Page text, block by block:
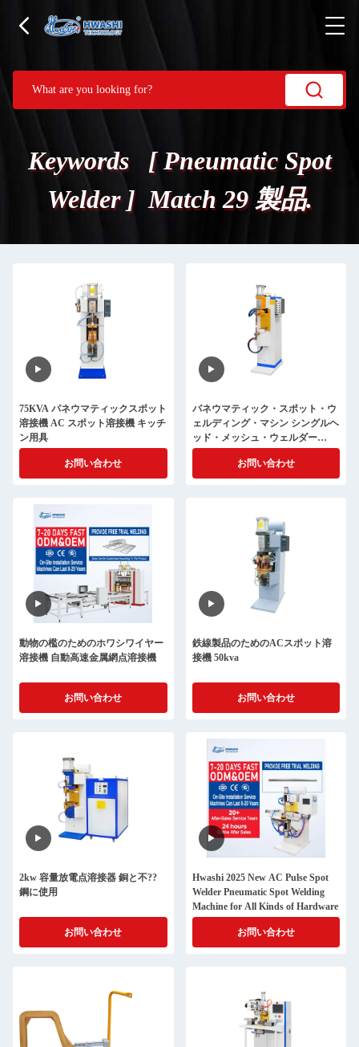
Keywords [ Pneumatic Spot
Welder ] Match 29 製品.
75KVA パネウマティックスポット
溶接機 AC スポット溶接機 キッチ
ン用具
お問い合わせ
パネウマティック・スポット・ウ
ェルディング・マシン シングルヘ
ッド・メッシュ・ウェルダー
950x490x1680mm
お問い合わせ
動物の檻のためのホワシワイヤー
溶接機 自動高速金属網点溶接機
お問い合わせ
鉄線製品のためのACスポット溶
接機 50kva
お問い合わせ
2kw 容量放電点溶接器 銅と不??
鋼に使用
お問い合わせ
Hwashi 2025 New AC Pulse Spot
Welder Pneumatic Spot Welding
Machine for All Kinds of Hardware
お問い合わせ